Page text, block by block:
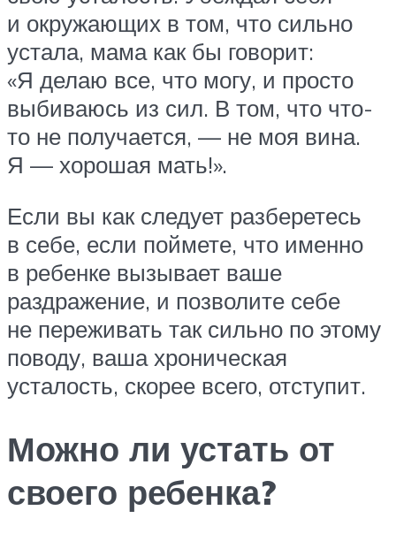
и окружающих в том, что сильно
устала, мама как бы говорит:
«Я делаю все, что могу, и просто
выбиваюсь из сил. В том, что что-
то не получается, — не моя вина.
Я — хорошая мать!».
Если вы как следует разберетесь
в себе, если поймете, что именно
в ребенке вызывает ваше
раздражение, и позволите себе
не переживать так сильно по этому
поводу, ваша хроническая
усталость, скорее всего, отступит.
Можно ли устать от
своего ребенка?